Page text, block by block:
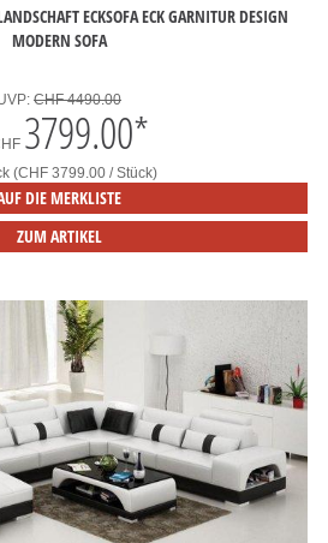
ECKSOFA ECK GARNITUR DESIGN
MODERN SOFA
CHF 4490.00
3799.00*
(CHF 3799.00 / Stück)
DIE MERKLISTE
ZUM ARTIKEL